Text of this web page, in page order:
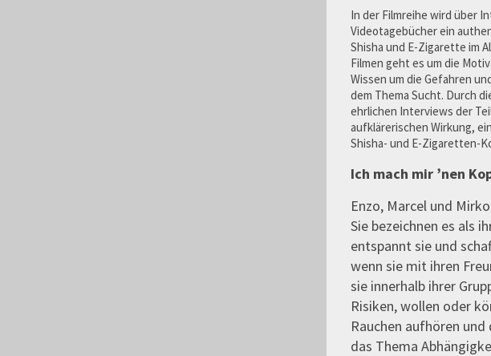
In der Filmreihe wird über
Videotagebücher ein
Shisha und E-Zigarette im
Filmen geht es um die
Wissen um die Gefahren
dem Thema Sucht. Durch
ehrlichen Interviews der
aufklärerischen Wirkung,
Shisha- und E-Zigaretten-
Ich mach mir ’nen
Enzo, Marcel und
Sie bezeichnen es als
entspannt sie und
wenn sie mit ihren
sie innerhalb ihrer
Risiken, wollen oder
Rauchen aufhören
das Thema